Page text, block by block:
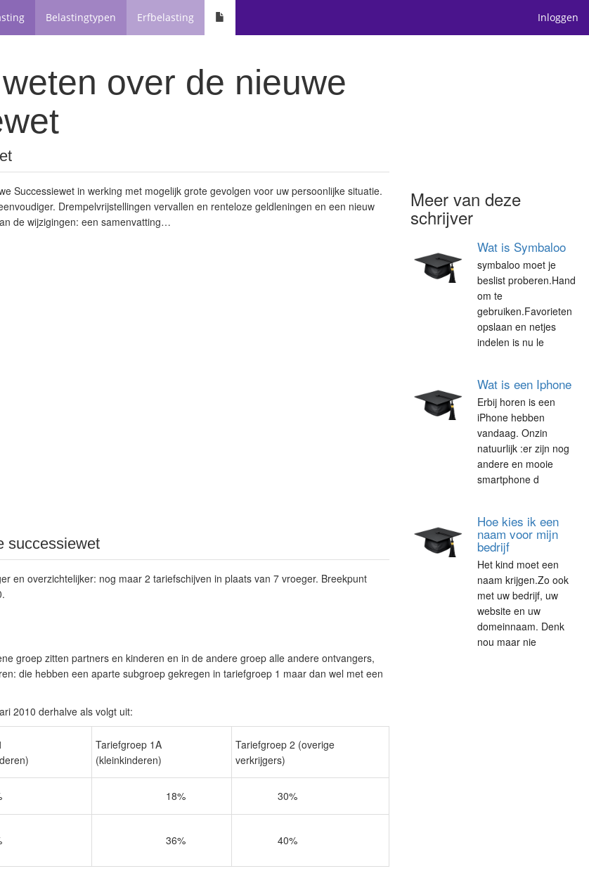
Belastingtypen Erfbelasting Inloggen
over de nieuwe
Successiewet in werking met mogelijk grote gevolgen voor uw persoonlijke situatie.
Drempelvrijstellingen vervallen en renteloze geldleningen en een nieuw
de wijzigingen: een samenvatting…
successiewet
en overzichtelijker: nog maar 2 tariefschijven in plaats van 7 vroeger. Breekpunt
.
groep zitten partners en kinderen en in de andere groep alle andere ontvangers,
die hebben een aparte subgroep gekregen in tariefgroep 1 maar dan wel met een
2010 derhalve als volgt uit:
Tariefgroep 1A
(kleinkinderen)
Tariefgroep 2 (overige
verkrijgers)
18% 30%
36% 40%
Meer van deze
schrijver
Wat is Symbaloo
symbaloo moet je
beslist proberen.Hand
om te
gebruiken.Favorieten
opslaan en netjes
indelen is nu le
Wat is een Iphone
Erbij horen is een
iPhone hebben
vandaag. Onzin
natuurlijk :er zijn nog
andere en mooie
smartphone d
Hoe kies ik een
naam voor mijn
bedrijf
Het kind moet een
naam krijgen.Zo ook
met uw bedrijf, uw
website en uw
domeinnaam. Denk
nou maar nie